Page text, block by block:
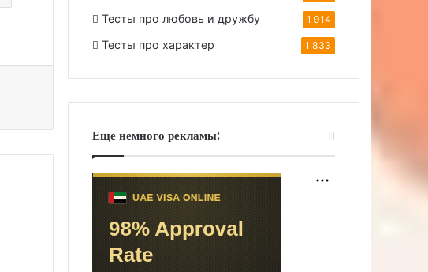
Тесты про любовь и дружбу 1 914
Тесты про характер 1 833
Еще немного рекламы: